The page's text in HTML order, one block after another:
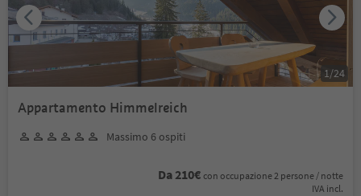
Appartamento Himmelreich
Massimo 6 ospiti
Da 210€ con occupazione 2 persone / notte
IVA incl.
1/24